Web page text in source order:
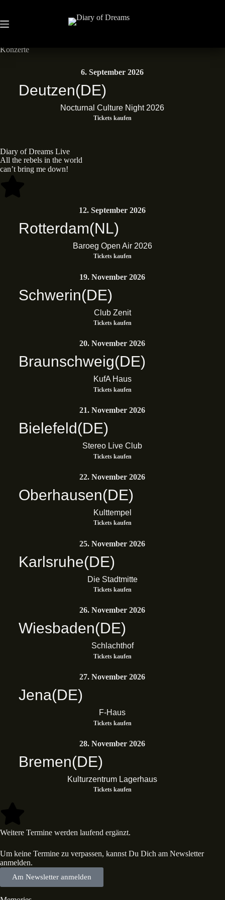
Neues Album • Dead End Dreams • Out now
Konzerte
6. September 2026
Deutzen(DE)
Nocturnal Culture Night 2026
Tickets kaufen
Diary of Dreams Live
All the rebels in the world
can’t bring me down!
12. September 2026
Rotterdam(NL)
Baroeg Open Air 2026
Tickets kaufen
19. November 2026
Schwerin(DE)
Club Zenit
Tickets kaufen
20. November 2026
Braunschweig(DE)
KufA Haus
Tickets kaufen
21. November 2026
Bielefeld(DE)
Stereo Live Club
Tickets kaufen
22. November 2026
Oberhausen(DE)
Kulttempel
Tickets kaufen
25. November 2026
Karlsruhe(DE)
Die Stadtmitte
Tickets kaufen
26. November 2026
Wiesbaden(DE)
Schlachthof
Tickets kaufen
27. November 2026
Jena(DE)
F-Haus
Tickets kaufen
28. November 2026
Bremen(DE)
Kulturzentrum Lagerhaus
Tickets kaufen
Weitere Termine werden laufend ergänzt.
Um keine Termine zu verpassen, kannst Du Dich am Newsletter
anmelden.
Am Newsletter anmelden